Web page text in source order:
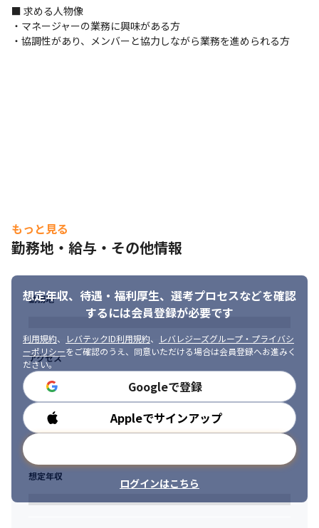
＜入社後の流れ＞
・業務はOJTでお伝えしていくので、最初は既存のお客さまのシ
ステムのメンテンスや修正から対応いただきます
・ゆくゆくは、酪農業界でAIやドローンを使った取り組みを行
う、新しいお客さまの案件も対応できる可能性があります
■ 求める人物像
・マネージャーの業務に興味がある方
・協調性があり、メンバーと協力しながら業務を進められる方
もっと見る
勤務地・給与・その他情報
想定年収、待遇・福利厚生、 選考プロセスなどを確認
するには会員登録が必要です
利用規約、 レバテックID利用規約、
レバレジーズグループ・プライバシ
ーポリシーをご確認のうえ、同意いただける場合は会員登録へお進みく
ださい。
Googleで登録
Appleでサインアップ
ログインはこちら
勤務地
アクセス
勤務時間
想定年収